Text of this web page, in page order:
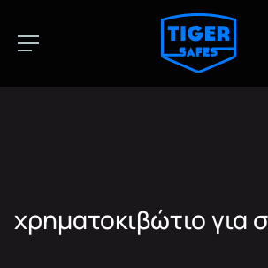
χρηματοκιβώτιο για